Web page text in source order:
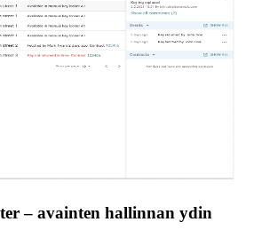
– avainten hallinnan ydin